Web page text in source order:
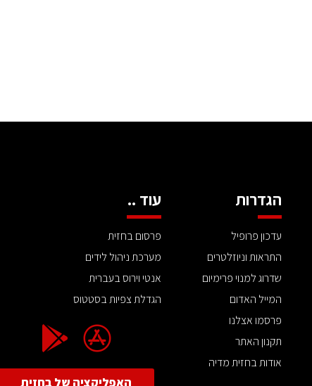
הגדרות
עדכון פרופיל
התראות וניוזלטרים
שדרוג למנוי פרימיום
המייל האדום
פרסמו אצלנו
תקנון האתר
אודות בחזית מדיה
עוד ..
פרסום בחזית
מערכת ניהול לידים
אנטי וירוס בעברית
הגדלת צפיות בסטטוס
האפליקציה של בחזית